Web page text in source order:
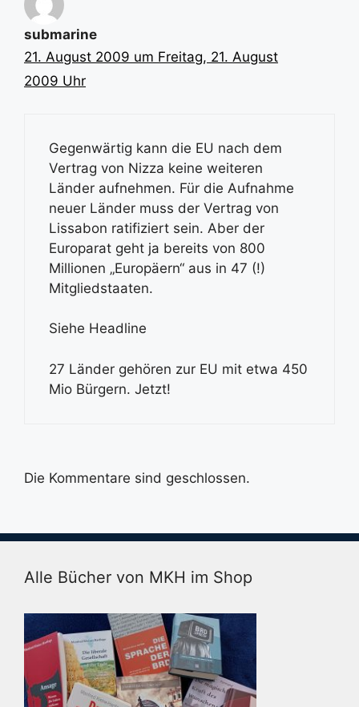
submarine
21. August 2009 um Freitag, 21. August
2009 Uhr
Gegenwärtig kann die EU nach dem
Vertrag von Nizza keine weiteren
Länder aufnehmen. Für die Aufnahme
neuer Länder muss der Vertrag von
Lissabon ratifiziert sein. Aber der
Europarat geht ja bereits von 800
Millionen „Europäern“ aus in 47 (!)
Mitgliedstaaten.
Siehe Headline
27 Länder gehören zur EU mit etwa 450
Mio Bürgern. Jetzt!
Die Kommentare sind geschlossen.
Alle Bücher von MKH im Shop